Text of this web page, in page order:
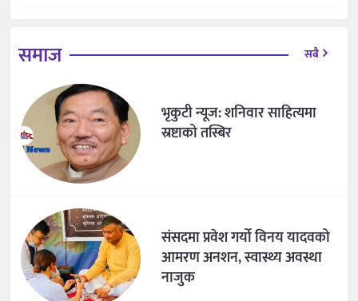
समाज सबै
भृकुटी न्यूज: शनिवार साहित्यमा
स्रष्टाको तस्बिर
संसदमा प्रवेश गर्यो विनय यादवको
आमरण अनशन, स्वास्थ्य अवस्था
नाजुक